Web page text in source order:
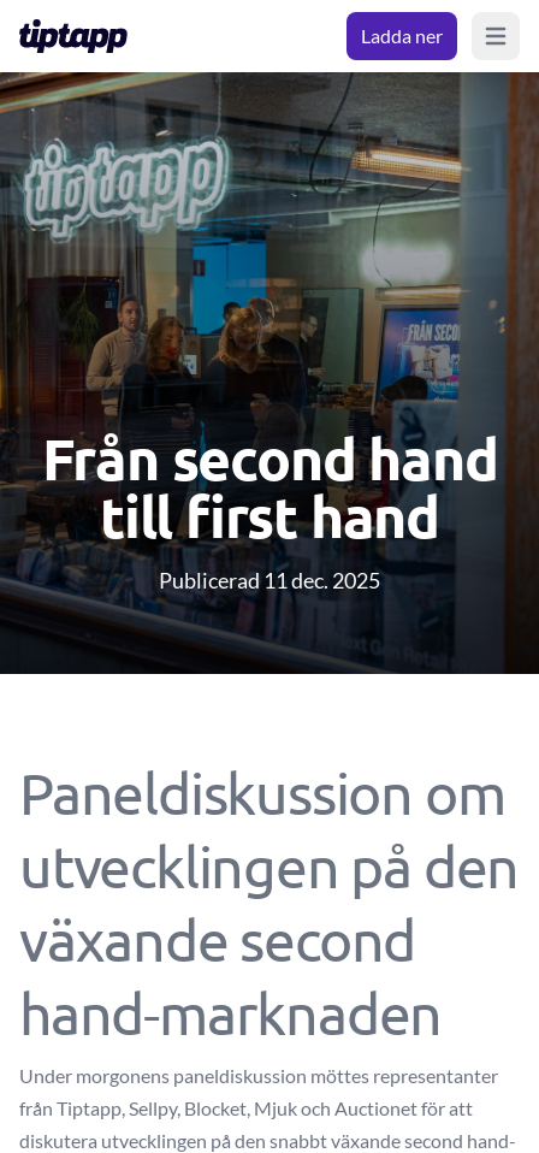
Ladda ner Open
Från second hand
till first hand
Publicerad 11 dec. 2025
Paneldiskussion om
utvecklingen på den
växande second
hand-marknaden
Under morgonens paneldiskussion möttes representanter
från Tiptapp, Sellpy, Blocket, Mjuk och Auctionet för att
diskutera utvecklingen på den snabbt växande second hand-